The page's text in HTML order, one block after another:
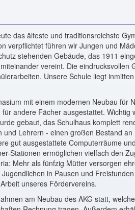
das älteste und traditionsreichste
verpflichtet führen wir Jungen und
stehenden Gebäude, das 1911
vereint. Die eindrucksvollen
Unsere Schule liegt
mit einem modernen Neubau für
andere Fächer ausgestattet. Wichtig
gebaut, das Schulhaus komplett
und Lehrern - einen großen Bestand
gut ausgestattete Computerräume
Stationen ermöglichen vielfach den
Mehr als fünfzig Mütter versorgen
in Pausen und
unseres Fördervereins.
am Neubau des AKG statt,